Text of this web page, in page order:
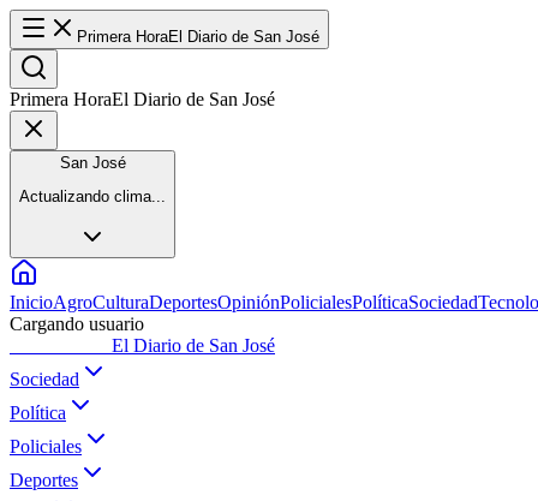
Primera HoraEl Diario de San José
Primera HoraEl Diario de San José
San José
Actualizando clima...
InicioAgroCulturaDeportesOpiniónPolicialesPolíticaSociedad
Cargando usuario
El Diario de San José
Sociedad
Política
Policiales
Deportes